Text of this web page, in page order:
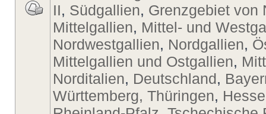
II, Südgallien, Grenzgebiet von
Mittelgallien, Mittel- und
Nordwestgallien, Nordgallien,
Mittelgallien und Ostgallien,
Norditalien, Deutschland,
Württemberg, Thüringen,